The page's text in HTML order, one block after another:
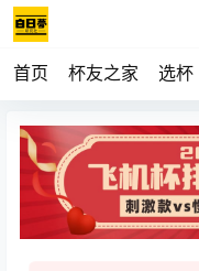
首页 杯友之家 选杯